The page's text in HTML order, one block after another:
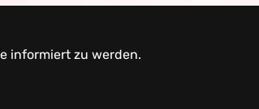
informiert zu werden.